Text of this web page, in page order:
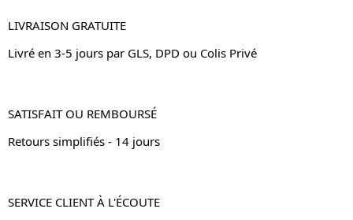
LIVRAISON GRATUITE
Livré en 3-5 jours par GLS, DPD ou Colis Privé
SATISFAIT OU REMBOURSÉ
Retours simplifiés - 14 jours
SERVICE CLIENT À L'ÉCOUTE